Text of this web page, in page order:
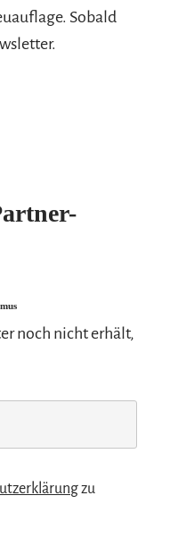
Sobald
noch nicht erhält,
zu